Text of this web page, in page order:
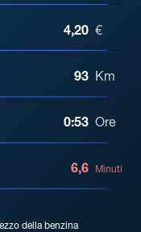
4,20 €
93 Km
0:53 Ore
6,6 Minuti
della benzina